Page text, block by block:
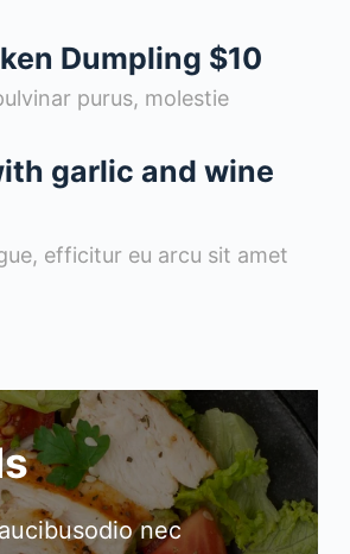
Dumpling $10
purus, molestie
garlic and wine
efficitur eu arcu sit amet
nec